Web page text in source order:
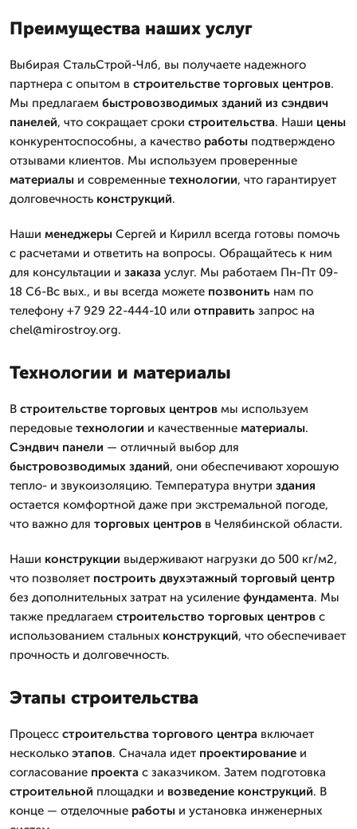
Преимущества наших услуг
Выбирая СтальСтрой-Члб, вы получаете надежного
партнера с опытом в строительстве торговых центров.
Мы предлагаем быстровозводимых зданий из сэндвич
панелей, что сокращает сроки строительства. Наши цены
конкурентоспособны, а качество работы подтверждено
отзывами клиентов. Мы используем проверенные
материалы и современные технологии, что гарантирует
долговечность конструкций.
Наши менеджеры Сергей и Кирилл всегда готовы помочь
с расчетами и ответить на вопросы. Обращайтесь к ним
для консультации и заказа услуг. Мы работаем Пн-Пт 09-
18 Сб-Вс вых., и вы всегда можете позвонить нам по
телефону +7 929 22-444-10 или отправить запрос на
chel@mirostroy.org.
Технологии и материалы
В строительстве торговых центров мы используем
передовые технологии и качественные материалы.
Сэндвич панели — отличный выбор для
быстровозводимых зданий, они обеспечивают хорошую
тепло- и звукоизоляцию. Температура внутри здания
остается комфортной даже при экстремальной погоде,
что важно для торговых центров в Челябинской области.
Наши конструкции выдерживают нагрузки до 500 кг/м2,
что позволяет построить двухэтажный торговый центр
без дополнительных затрат на усиление фундамента. Мы
также предлагаем строительство торговых центров с
использованием стальных конструкций, что обеспечивает
прочность и долговечность.
Этапы строительства
Процесс строительства торгового центра включает
несколько этапов. Сначала идет проектирование и
согласование проекта с заказчиком. Затем подготовка
строительной площадки и возведение конструкций. В
конце — отделочные работы и установка инженерных